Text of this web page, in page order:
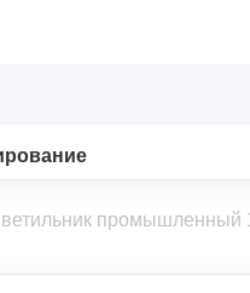
промышленный